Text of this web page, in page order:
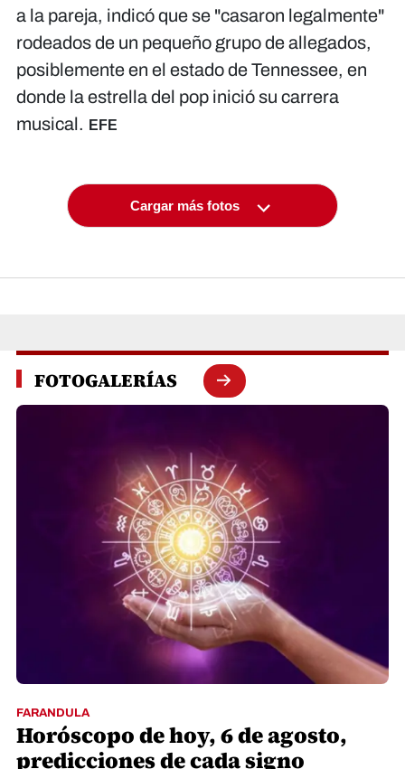
a la pareja, indicó que se "casaron legalmente"
rodeados de un pequeño grupo de allegados,
posiblemente en el estado de Tennessee, en
donde la estrella del pop inició su carrera
musical. EFE
Cargar más fotos
FOTOGALERÍAS
FARANDULA
Horóscopo de hoy, 6 de agosto,
predicciones de cada signo